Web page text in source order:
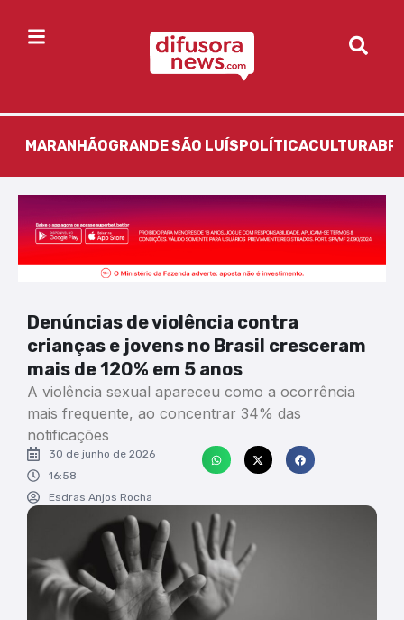
MARANHÃOGRANDE SÃO LUÍS POLÍTICACULTURA
Denúncias de violência contra
crianças e jovens no Brasil cresceram
mais de 120% em 5 anos
A violência sexual apareceu como a ocorrência
mais frequente, ao concentrar 34% das
notificações
30 de junho de 2026
16:58
Esdras Anjos Rocha